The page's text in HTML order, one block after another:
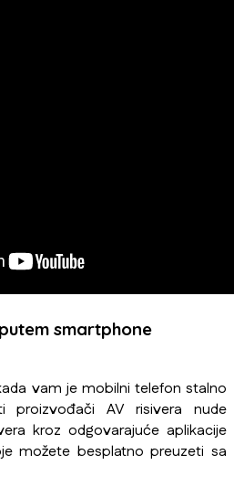
smartphone
vam je mobilni telefon stalno
proizvođači AV risivera nude
kroz odgovarajuće aplikacije
možete besplatno preuzeti sa